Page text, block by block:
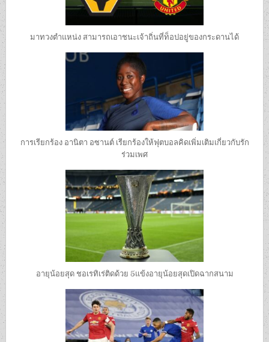
มาทวงตำแหน่ง สามารถเอาชนะเจ้าถิ่นที่ท็อปอยู่ของกระดานได้
การเรียกร้อง อานิตา อซานต์ เรียกร้องให้ฟุตบอลคิดเพิ่มเติมเกี่ยวกับรัก
ร่วมเพศ
อายุน้อยสุด ชอเรทิเร่ติดด้วย 5แข้งอายุน้อยสุดเปิดฉากสนาม